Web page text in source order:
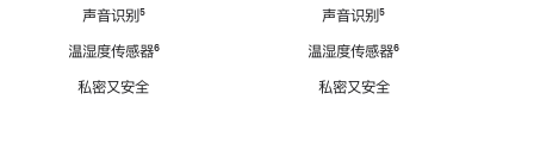
声音识别脚
⁵
温湿度传感器脚
⁶
私密又安全
声音识别脚
⁵
温湿度传感器脚
⁶
私密又安全